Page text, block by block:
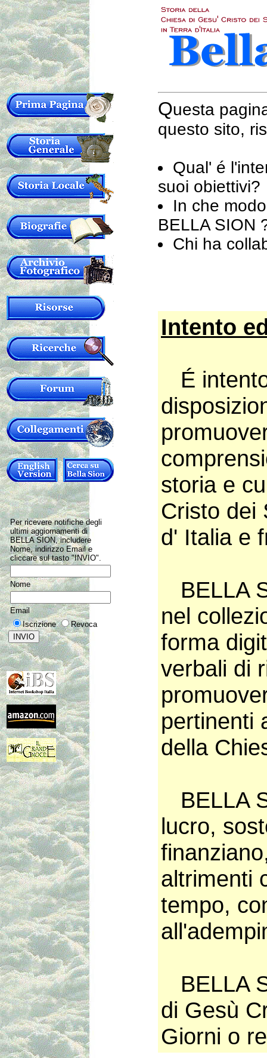
Per ricevere notifiche degli
ultimi aggiornamenti di
BELLA SION, includere
Nome, indirizzo Email e
cliccare sul tasto "INVIO".
Nome
Email
Iscrizione
Revoca
Questa
questo sito,
Qual' é
suoi obiettivi?
In che
BELLA SION
Chi ha
Intento
É
storia e
Cristo dei
d' Italia e
BELLA
nel
forma
verbali di
pertinenti
della
BELLA
lucro,
altrimenti
tempo,
BELLA
di Gesù
Giorni o